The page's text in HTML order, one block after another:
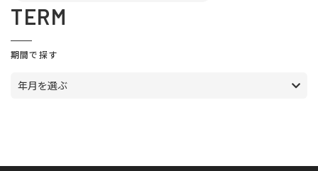
TERM
期間で探す
年月を選ぶ